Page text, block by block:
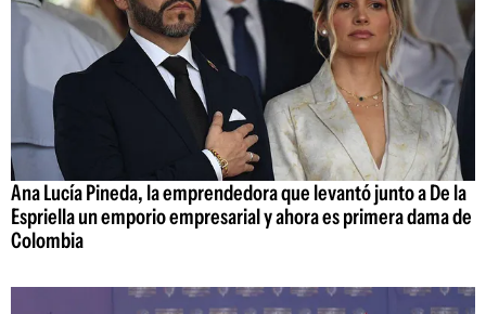
Ana Lucía Pineda, la emprendedora que levantó junto a De la
Espriella un emporio empresarial y ahora es primera dama de
Colombia